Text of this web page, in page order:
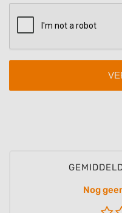
Nog
Functional
Advertising